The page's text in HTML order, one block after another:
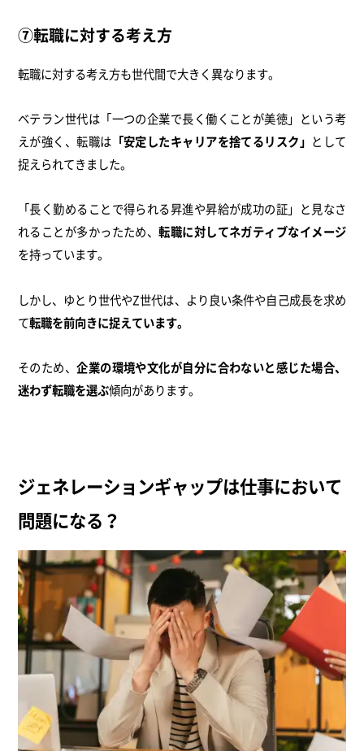
⑦転職に対する考え方
転職に対する考え方も世代間で大きく異なります。
ベテラン世代は「一つの企業で長く働くことが美徳」という考
えが強く、転職は 「安定したキャリアを捨てるリスク」 として
捉えられてきました。
「長く勤めることで得られる昇進や昇給が成功の証」と見なさ
れることが多かったため、転職に対してネガティブなイメージ
を持っています。
しかし、ゆとり世代やZ世代は、より良い条件や自己成長を求め
て転職を前向きに捉えています。
そのため、企業の環境や文化が自分に合わないと感じた場合、
迷わず転職を選ぶ傾向があります。
ジェネレーションギャップは仕事において
問題になる？